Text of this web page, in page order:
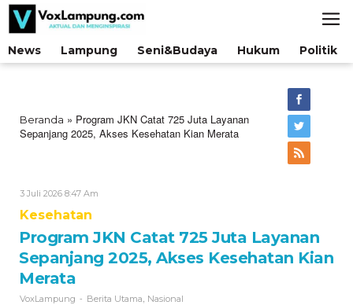
Lewati
konten
News
Lampung Seni&Budaya Hukum Politik
Beranda » Program JKN Catat 725 Juta Layanan
Sepanjang 2025, Akses Kesehatan Kian Merata
3 Juli 2026 8:47 Am
Kesehatan
Program JKN Catat 725 Juta Layanan
Sepanjang 2025, Akses Kesehatan Kian
Merata
VoxLampung - Berita Utama Nasional